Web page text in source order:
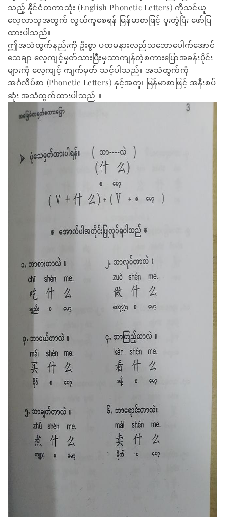
သည့် နိုင်ငံတကာသုံး (English Phonetic Letters) ကိုသင်ယူ
လေ့လာသူအတွက် လွယ်ကူစေရန် မြန်မာစာဖြင့် ပူးတွဲပြီး ဖော်ပြ
ထားပါသည်။
ဤအသံထွက်နည်းကို ဦးစွာ ပထမနားလည်သဘောပေါက်အောင်
သေချာ လေ့ကျင့်မှတ်သားပြီးမှသာကျန်တဲ့စကားပြောအခန်းပိုင်း
များကို လေ့ကျင့် ကျက်မှတ် သင့်ပါသည်။ အသံထွက်ကို
အင်္ဂလိပ်စာ (Phonetic Letters) နှင့်အတူ၊ မြန်မာစာဖြင့် အနီးစပ်
ဆုံး အသံထွက်ထားပါသည် ။